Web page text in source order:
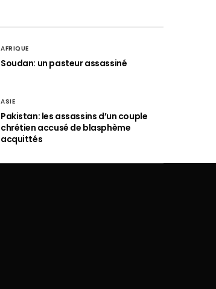
AFRIQUE
Soudan: un pasteur assassiné
ASIE
Pakistan: les assassins d’un couple
chrétien accusé de blasphème
acquittés